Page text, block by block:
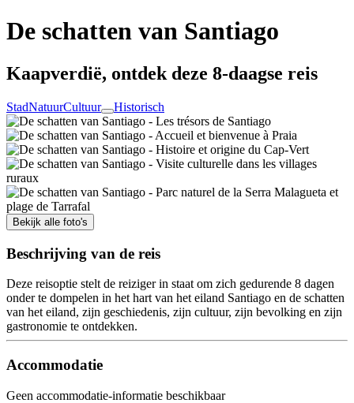
De schatten van Santiago
Kaapverdië, ontdek deze 8-daagse reis
StadNatuurCultuur Historisch
Bekijk alle foto's
Beschrijving van de reis
Deze reisoptie stelt de reiziger in staat om zich gedurende 8 dagen
onder te dompelen in het hart van het eiland Santiago en de schatten
van het eiland, zijn geschiedenis, zijn cultuur, zijn bevolking en zijn
gastronomie te ontdekken.
Accommodatie
Geen accommodatie-informatie beschikbaar